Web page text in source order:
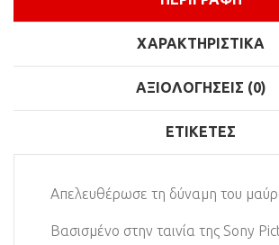
ΧΑΡΑΚΤΗΡΙΣΤΙΚΆ
ΑΞΙΟΛΟΓΉΣΕΙΣ (0)
ΕΤΙΚΈΤΕΣ
Απελευθέρωσε τη δύναμη του
Βασισμένο στην ταινία της Sony